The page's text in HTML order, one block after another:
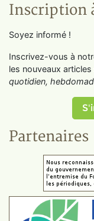
Inscription
Soyez informé !
Inscrivez-vous à
les nouveaux
quotidien,
Partenaires